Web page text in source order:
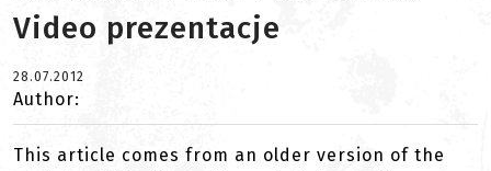
Video prezentacje
28.07.2012
Author:
This article comes from an older version of the